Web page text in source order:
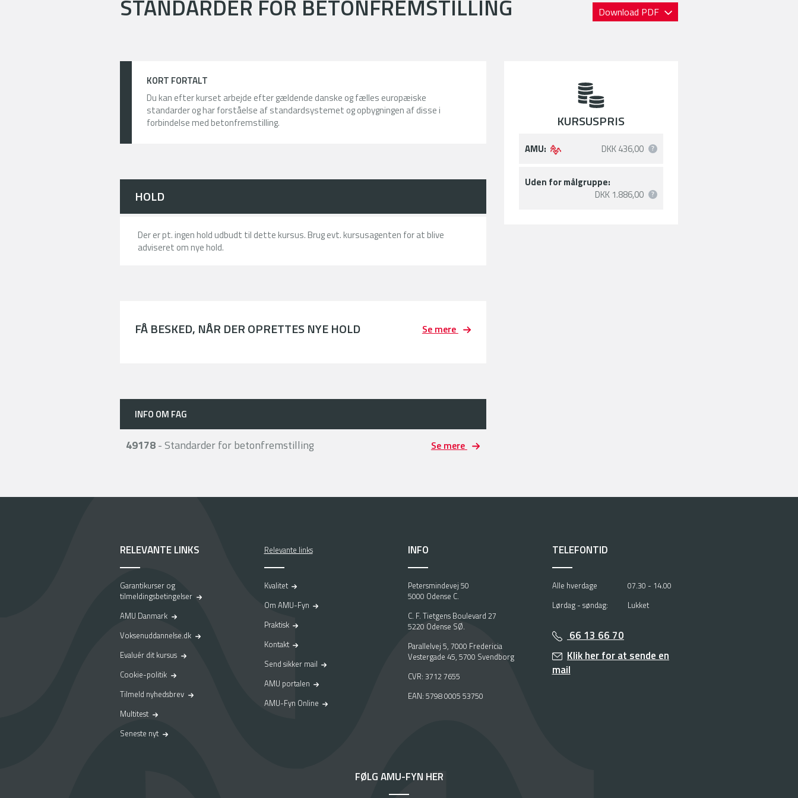
STANDARDER FOR BETONFREMSTILLING Download PDF
KORT FORTALT
Du kan efter kurset arbejde efter gældende danske og fælles europæiske
standarder og har forståelse af standardsystemet og opbygningen af disse i
forbindelse med betonfremstilling.
HOLD
Der er pt. ingen hold udbudt til dette kursus. Brug evt. kursusagenten for at blive
adviseret om nye hold.
FÅ BESKED, NÅR DER OPRETTES NYE HOLD Se mere
INFO OM FAG
49178- Standarder for betonfremstilling Se mere
KURSUSPRIS
AMU: DKK 436,00
Uden for målgruppe:
DKK 1.886,00
RELEVANTE LINKS
Garantikurser og
tilmeldingsbetingelser
AMU Danmark
Voksenuddannelse.dk
Evaluér dit kursus
Cookie-politik
Tilmeld nyhedsbrev
Multitest
Seneste nyt
Relevante links
Kvalitet
Om AMU-Fyn
Praktisk
Kontakt
Send sikker mail
AMU portalen
AMU-Fyn Online
INFO
Petersmindevej 50
5000 Odense C.
C. F. Tietgens Boulevard 27
5220 Odense SØ.
Parallelvej 5, 7000 Fredericia
Vestergade 45, 5700 Svendborg
CVR: 3712 7655
EAN: 5798 0005 53750
TELEFONTID
Alle hverdage
07.30 - 14.00
Lørdag - søndag:
Lukket
66 13 66 70
Klik her for at sende en
mail
FØLG AMU-FYN HER